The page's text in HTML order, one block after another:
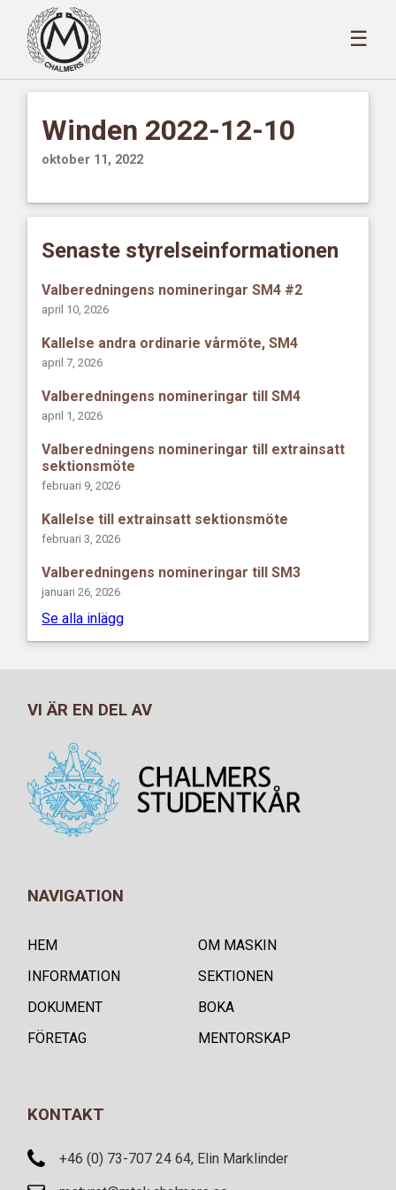
☰
Winden 2022-12-10
oktober 11, 2022
Senaste styrelseinformationen
Valberedningens nomineringar SM4 #2
april 10, 2026
Kallelse andra ordinarie vårmöte, SM4
april 7, 2026
Valberedningens nomineringar till SM4
april 1, 2026
Valberedningens nomineringar till extrainsatt
sektionsmöte
februari 9, 2026
Kallelse till extrainsatt sektionsmöte
februari 3, 2026
Valberedningens nomineringar till SM3
januari 26, 2026
Se alla inlägg
VI ÄR EN DEL AV
NAVIGATION
HEM
OM MASKIN
INFORMATION
SEKTIONEN
DOKUMENT
BOKA
FÖRETAG
MENTORSKAP
KONTAKT
+46 (0) 73-707 24 64, Elin Marklinder